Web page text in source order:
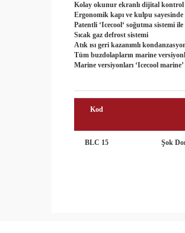
Kolay okunur ekranlı dijital kontrol
Ergonomik kapı ve kulpu sayesinde
Patentli ‘Icecool‘ soğutma sistemi
Sıcak gaz defrost sistemi
Atık ısı geri kazanımlı
Tüm buzdolapların marine
Marine versiyonları ‘Icecool
Kod
BLC 15 Şok